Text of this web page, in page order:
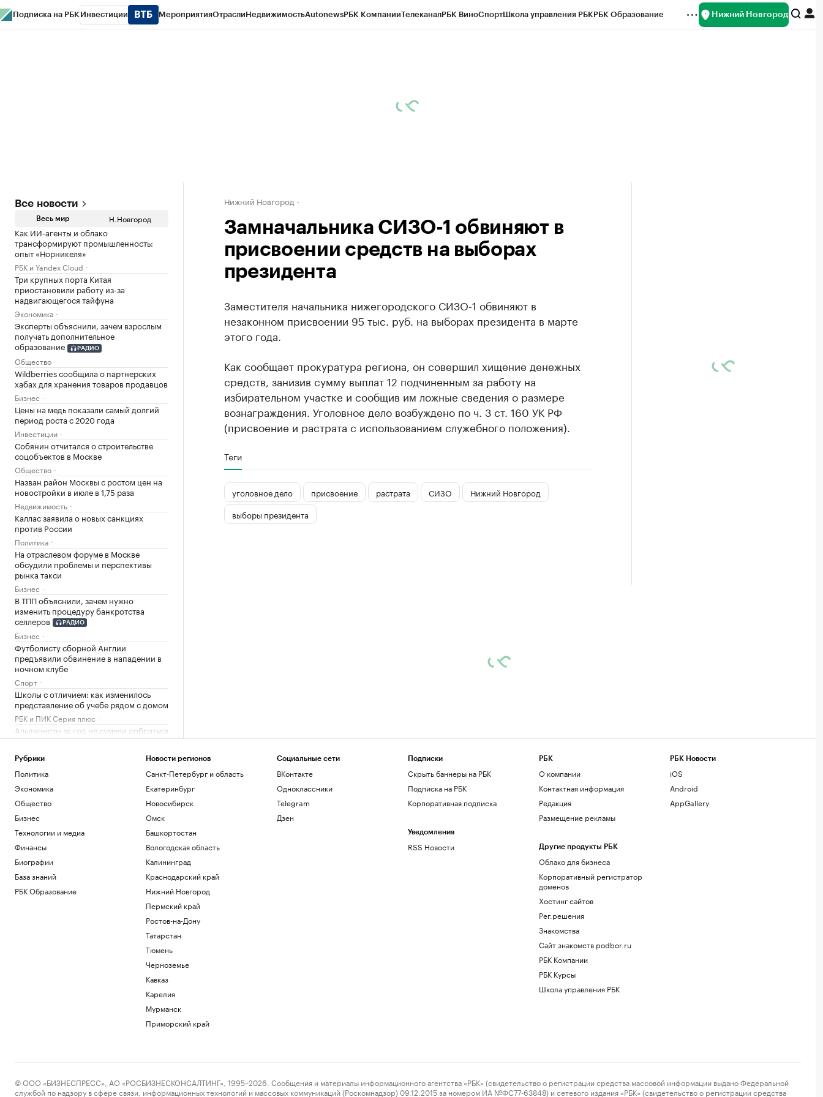
Подписка на РБК Инвестиции МероприятияОтраслиНедвижимостьAutonewsРБК КомпанииТелеканалРБК ВиноСпортШкола управления РБКРБК Образование Нижний Новгород
Все новости
Весь мир Н.Новгород
Как ИИ-агенты и облако
трансформируют промышленность:
опыт «Норникеля»
РБК и Yandex Cloud
Три крупных порта Китая
приостановили работу из-за
надвигающегося тайфуна
Экономика
Эксперты объяснили, зачем взрослым
получать дополнительное
образование
РАДИО
Общество
Wildberries сообщила о партнерских
хабах для хранения товаров продавцов
Бизнес
Цены на медь показали самый долгий
период роста с 2020 года
Инвестиции
Собянин отчитался о строительстве
соцобъектов в Москве
Общество
Назван район Москвы с ростом цен на
новостройки в июле в 1,75 раза
Недвижимость
Каллас заявила о новых санкциях
против России
Политика
На отраслевом форуме в Москве
обсудили проблемы и перспективы
рынка такси
Бизнес
В ТПП объяснили, зачем нужно
изменить процедуру банкротства
селлеров
РАДИО
Бизнес
Футболисту сборной Англии
предъявили обвинение в нападении в
ночном клубе
Спорт
Школы с отличием: как изменилось
представление об учебе рядом с домом
РБК и ПИК Серия плюс
Альпинисты за год не сумели добраться
до тела Наговициной на пике Победы
Общество
Как найти свое предназначение и
понять, чем хочется заниматься
Образование
FT узнала о выборе ЕС — расширяться
«сейчас или никогда»
Почему доллар поднялся выше ₽82: 3
причины падения курса рубля
Инвестиции
Путин провел оперативное совещание
Политика
Как выход на фондовый рынок изменил
фундамент моста времен Римской
Нижний Новгород
Замначальника СИЗО-1 обвиняют в
присвоении средств на выборах
президента
Заместителя начальника нижегородского СИЗО-1 обвиняют в
незаконном присвоении 95 тыс. руб. на выборах президента в марте
этого года.
Как сообщает прокуратура региона, ​он совершил хищение денежных
средств, занизив сумму выплат 12 подчиненным за работу на
избирательном участке и сообщив им ложные сведения о размере
вознаграждения. Уголовное дело возбуждено по ч. 3 ст. 160 УК РФ
(присвоение и растрата с использованием служебного положения).
Теги
уголовное дело присвоение растрата СИЗО
Нижний Новгород
выборы президента
Рубрики
Политика
Экономика
Общество
Бизнес
Технологии и медиа
Финансы
Биографии
База знаний
РБК Образование
Новости регионов
Санкт-Петербург и область
Екатеринбург
Новосибирск
Омск
Башкортостан
Вологодская область
Калининград
Краснодарский край
Нижний Новгород
Пермский край
Ростов-на-Дону
Татарстан
Тюмень
Черноземье
Кавказ
Карелия
Мурманск
Приморский край
Социальные сети
ВКонтакте
Одноклассники
Telegram
Дзен
Подписки
Скрыть баннеры на РБК
Подписка на РБК
Корпоративная подписка
Уведомления
RSS Новости
РБК
О компании
Контактная информация
Редакция
Размещение рекламы
Другие продукты РБК
Облако для бизнеса
Корпоративный регистратор
доменов
Хостинг сайтов
Рег.решения
Знакомства
Сайт знакомств podbor.ru
РБК Компании
РБК Курсы
Школа управления РБК
РБК Новости
iOS
Android
AppGallery
© ООО «БИЗНЕСПРЕСС», АО «РОСБИЗНЕСКОНСАЛТИНГ», 1995–2026. Сообщения и материалы информационного агентства «РБК» (свидетельство о регистрации средства массовой информации выдано Федеральной
службой по надзору в сфере связи, информационных технологий и массовых коммуникаций (Роскомнадзор) 09.12.2015 за номером ИА №ФС77-63848) и сетевого издания «РБК» (свидетельство о регистрации средства